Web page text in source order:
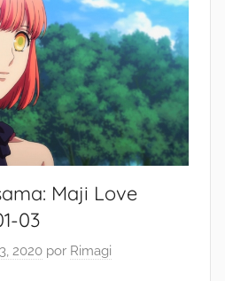
Maji Love
03
2020 por Rimagi